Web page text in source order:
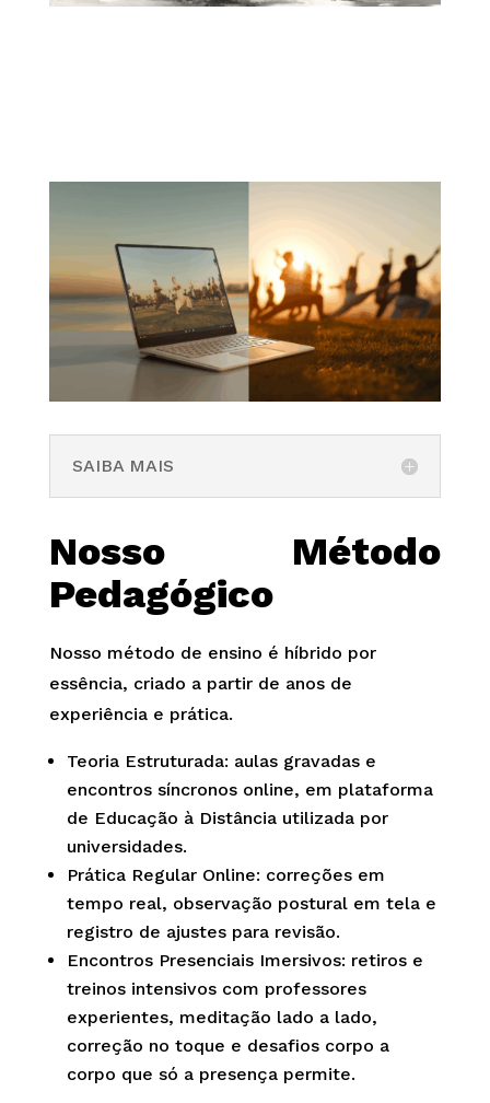
SAIBA MAIS
Nosso Método
Pedagógico
Nosso método de ensino é híbrido por
essência, criado a partir de anos de
experiência e prática.
Teoria Estruturada: aulas gravadas e
encontros síncronos online, em plataforma
de Educação à Distância utilizada por
universidades.
Prática Regular Online: correções em
tempo real, observação postural em tela e
registro de ajustes para revisão.
Encontros Presenciais Imersivos: retiros e
treinos intensivos com professores
experientes, meditação lado a lado,
correção no toque e desafios corpo a
corpo que só a presença permite.